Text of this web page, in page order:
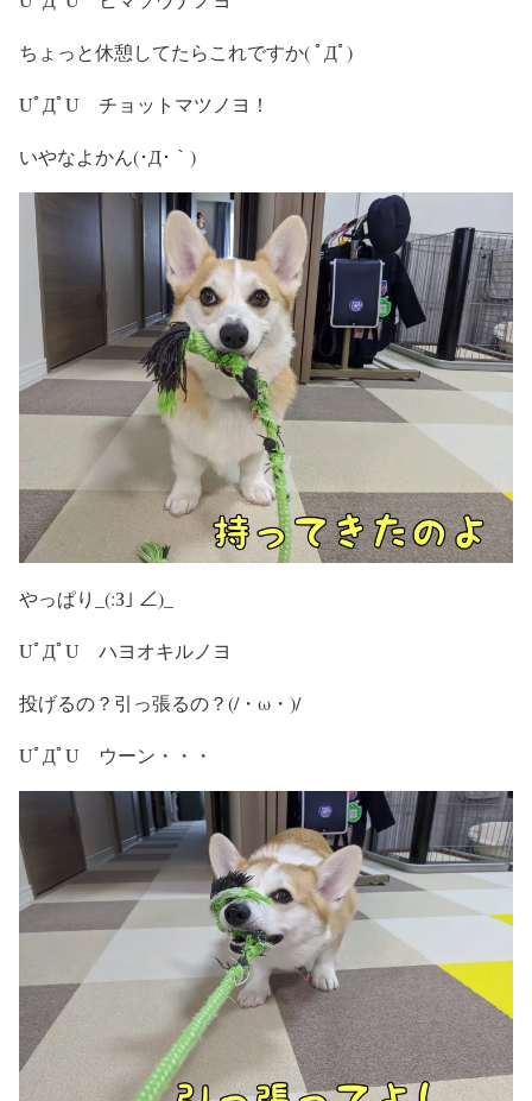
ちょっと休憩してたらこれですか( ﾟДﾟ)
UﾟДﾟU チョットマツノヨ！
いやなよかん(･Д･｀)
やっぱり_(:З｣ ∠)_
UﾟДﾟU ハヨオキルノヨ
投げるの？引っ張るの？(/・ω・)/
UﾟДﾟU ウーン・・・